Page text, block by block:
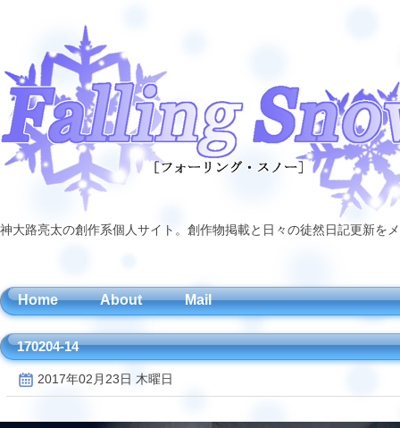
神大路亮太の創作系個人サイト。創作物掲載と日々の徒然日記更新
Home About Mail
170204-14
2017年02月23日 木曜日